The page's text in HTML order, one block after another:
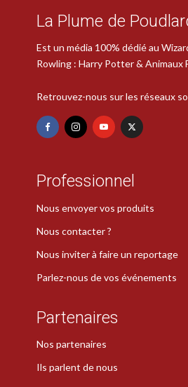
La Plume de
Est un média 100% dédié au
Rowling : Harry Potter & Animaux
Retrouvez-nous sur les réseaux
Professionnel
Nous envoyer vos produits
Nous contacter ?
Nous inviter à faire un reportage
Parlez-nous de vos événements
Partenaires
Nos partenaires
Ils parlent de nous